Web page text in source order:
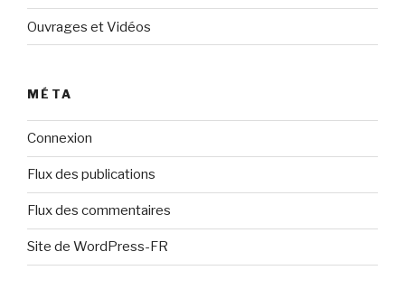
Ouvrages et Vidéos
MÉTA
Connexion
Flux des publications
Flux des commentaires
Site de WordPress-FR